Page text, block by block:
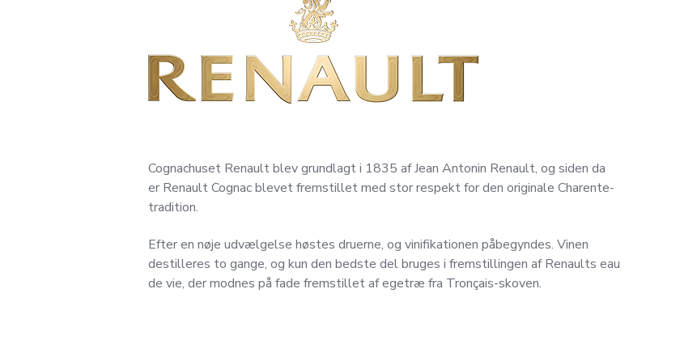
Cognachuset Renault blev grundlagt i 1835 af Jean Antonin Renault, og siden da
er Renault Cognac blevet fremstillet med stor respekt for den originale Charente-
tradition.
Efter en nøje udvælgelse høstes druerne, og vinifikationen påbegyndes. Vinen
destilleres to gange, og kun den bedste del bruges i fremstillingen af Renaults eau
de vie, der modnes på fade fremstillet af egetræ fra Tronçais-skoven.